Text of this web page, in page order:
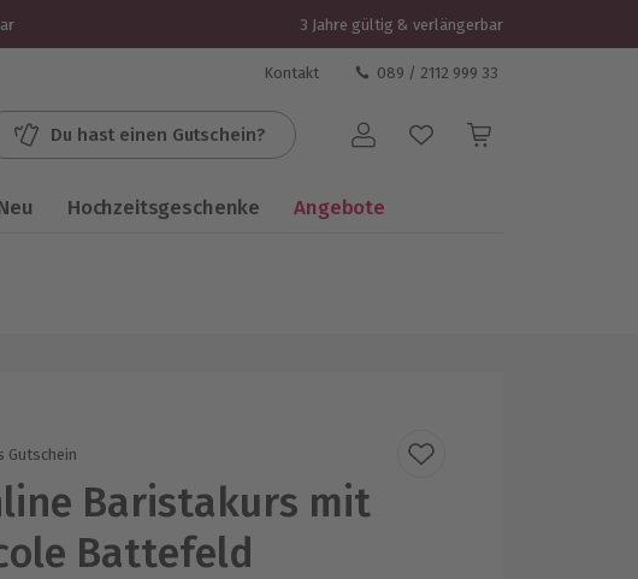
3 Jahre gültig & verlängerbar
Kontakt 089 / 2112 999 33
Du hast einen Gutschein? Benutzerkonto
Hochzeitsgeschenke Angebote
Gutschein
Baristakurs mit
Battefeld